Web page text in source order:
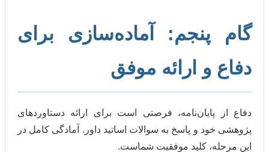
آماده‌سازی برای
ارائه موفق
فرصتی است برای ارائه دستاوردهای
و پاسخ به سوالات اساتید داور. آمادگی کامل در
کلید موفقیت شماست.